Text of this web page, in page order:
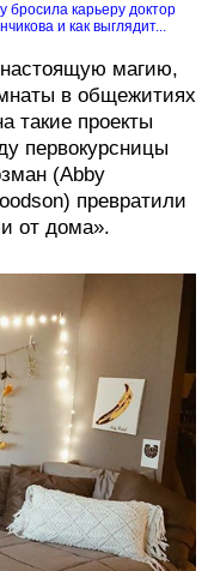
бросила карьеру доктор
и как выглядит...
настоящую магию,
в общежитиях
такие проекты
первокурсницы
(Abby
превратили
от дома».